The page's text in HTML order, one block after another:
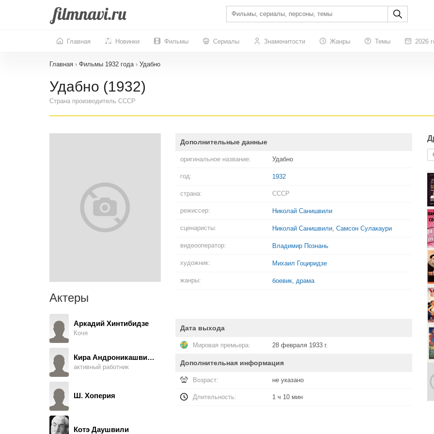
Главная Новинки Фильмы Сериалы Знаменитости Жанры Темы 2026
Главная › Фильмы 1932 года › Удабно
Удабно (1932)
Страна производитель СССР
Актеры
Аркадий Хинтибидзе
Кочя
Кира Андроникашвили
активный работник
Ш. Хоперия
Котэ Даушвили
Дополнительные данные
оригинальное название: Удабно
год: 1932
страна: СССР
режиссер: Николай Санишвили
сценаристы: Николай Санишвили, Самсон Сулакаури
видеооператор: Владимир Познань
художник: Михаил Гоциридзе
жанры: боевик, драма
Дата выхода
Мировая премьера: 28 февраля 1933 г.
Дополнительная информация
Возраст: не указано
Длительность: 1 ч 10 мин